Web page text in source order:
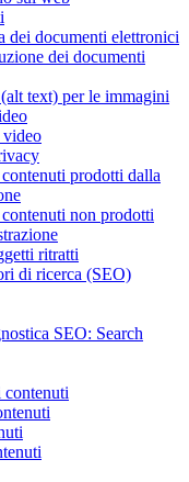
dei documenti elettronici
dei documenti
text) per le immagini
video
prodotti dalla
non prodotti
ritratti
di ricerca (SEO)
SEO: Search
contenuti